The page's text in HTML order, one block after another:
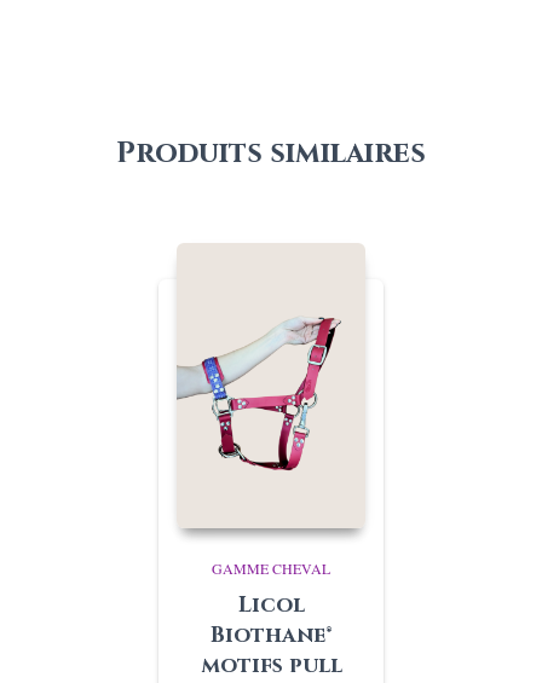
Produits similaires
GAMME CHEVAL
Licol
Biothane®
motifs pull